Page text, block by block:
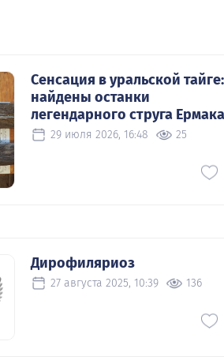
Сенсация в уральской тайге:
найдены останки
легендарного струга
29 июля 2026, 16:48 25
Дирофиляриоз
27 августа 2025, 10:39 136